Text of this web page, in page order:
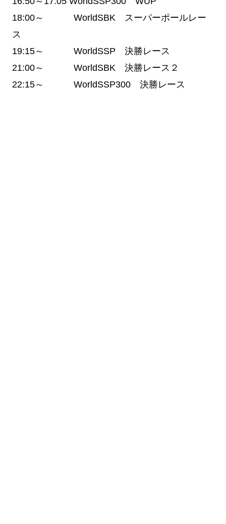
18:00～ WorldSBK スーパーポールレー
ス
19:15～ WorldSSP 決勝レース
21:00～ WorldSBK 決勝レース２
22:15～ WorldSSP300 決勝レース